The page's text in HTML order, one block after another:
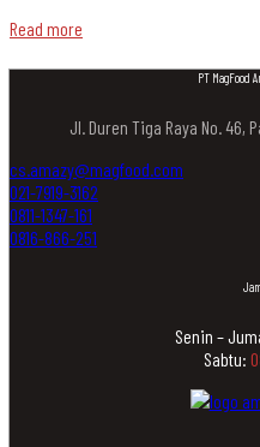
Read more
PT MagFood
Jl. Duren Tiga Raya No. 46,
cs.amazy@magfood.com
021-7919-3162
0811-1347-161
0816-866-251
Senin –
Sabtu: